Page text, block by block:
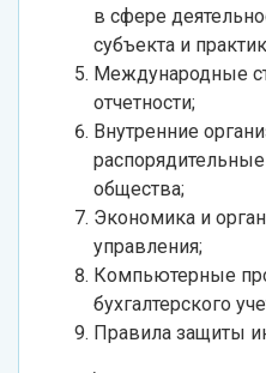
в сфере
субъекта и
Международные
отчетности;
Внутренние
общества;
Экономика и
управления;
Компьютерные
бухгалтерского
Правила защиты